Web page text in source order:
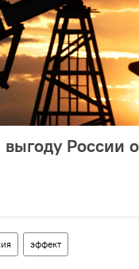
России
эффект